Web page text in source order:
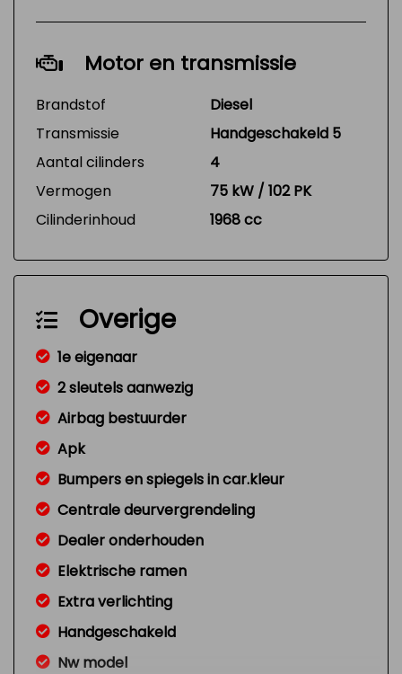
Motor en transmissie
Brandstof
Diesel
Transmissie
Handgeschakeld 5
Aantal cilinders
4
Vermogen
75 kW / 102 PK
Cilinderinhoud
1968 cc
Overige
1e eigenaar
2 sleutels aanwezig
Airbag bestuurder
Apk
Bumpers en spiegels in car.kleur
Centrale deurvergrendeling
Dealer onderhouden
Elektrische ramen
Extra verlichting
Handgeschakeld
Nw model